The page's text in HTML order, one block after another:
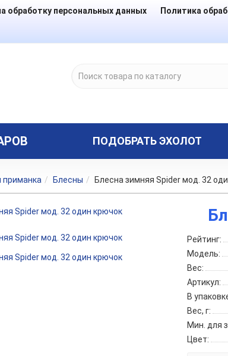
обработку персональных данных Политика
ПОДОБРАТЬ ЭХОЛОТ
приманка Блесны Блесна зимняя Spider мод. 32
Рейтинг:
Модель:
Вес:
Артикул:
В
Вес, г:
Мин. для
Цвет: